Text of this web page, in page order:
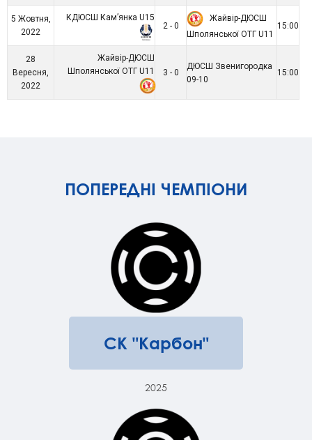
5 Жовтня,
2022
КДЮСШ Кам’янка U15
2 - 0
Жайвір-ДЮСШ
Шполянської ОТГ U11
15:00
28
Вересня,
2022
Жайвір-ДЮСШ
Шполянської ОТГ U11
3 - 0
ДЮСШ Звенигородка
09-10
15:00
ПОПЕРЕДНІ ЧЕМПІОНИ
СК "Карбон"
2025